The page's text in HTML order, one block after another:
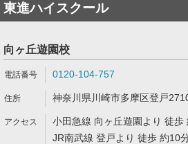
東進ハイスクール
向ヶ丘遊園校
0120-104-757
神奈川県川崎市多摩区登戸
小田急線 向ヶ丘遊園より 徒歩
JR南武線 登戸より 徒歩 約10